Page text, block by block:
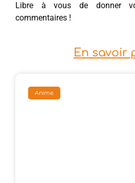
Libre à vous de donner
commentaires !
En savoir
Anime